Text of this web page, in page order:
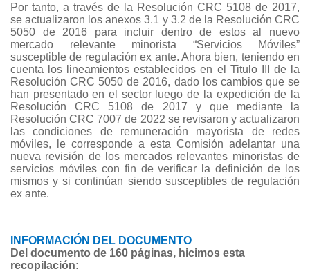
Por tanto, a través de la Resolución CRC 5108 de 2017,
se actualizaron los anexos 3.1 y 3.2 de la Resolución CRC
5050 de 2016 para incluir dentro de estos al nuevo
mercado relevante minorista “Servicios Móviles”
susceptible de regulación ex ante. Ahora bien, teniendo en
cuenta los lineamientos establecidos en el Titulo III de la
Resolución CRC 5050 de 2016, dado los cambios que se
han presentado en el sector luego de la expedición de la
Resolución CRC 5108 de 2017 y que mediante la
Resolución CRC 7007 de 2022 se revisaron y actualizaron
las condiciones de remuneración mayorista de redes
móviles, le corresponde a esta Comisión adelantar una
nueva revisión de los mercados relevantes minoristas de
servicios móviles con fin de verificar la definición de los
mismos y si continúan siendo susceptibles de regulación
ex ante.
INFORMACIÓN DEL DOCUMENTO
Del documento de 160 páginas, hicimos esta
recopilación: